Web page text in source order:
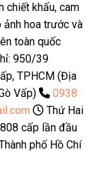
chiết khấu, cam
ảnh hoa trước và
toàn quốc
950/39
TPHCM (Địa
Vấp)
0938
Thứ Hai
cấp lần đầu
phố Hồ Chí